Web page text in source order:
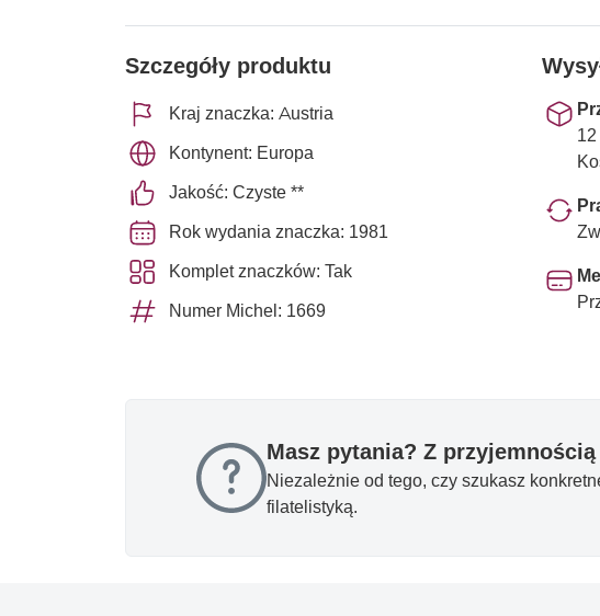
Szczegóły produktu
Kraj znaczka: Austria
Kontynent: Europa
Jakość: Czyste **
Rok wydania znaczka: 1981
Komplet znaczków: Tak
Numer Michel: 1669
Masz pytania? Z
Niezależnie od tego, czy szukasz
filatelistyką.